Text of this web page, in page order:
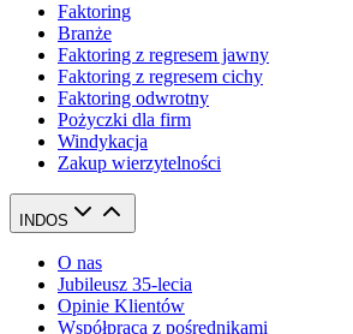
Faktoring
Branże
Faktoring z regresem jawny
Faktoring z regresem cichy
Faktoring odwrotny
Pożyczki dla firm
Windykacja
Zakup wierzytelności
INDOS
O nas
Jubileusz 35-lecia
Opinie Klientów
Współpraca z pośrednikami